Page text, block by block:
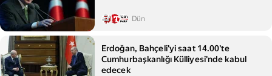
Dün
Erdoğan, Bahçeli'yi saat 14.00'te
Cumhurbaşkanlığı Külliyesi'nde kabul
edecek